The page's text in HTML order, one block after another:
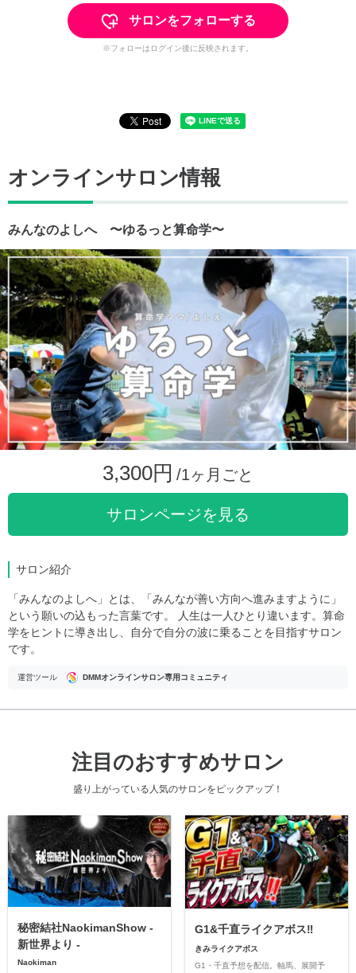
サロンをフォローする
※フォローはログイン後に反映されます。
オンラインサロン情報
みんなのよしへ 〜ゆるっと算命学〜
3,300円 /1ヶ月ごと
サロンページを見る
サロン紹介
「みんなのよしへ」とは、「みんなが善い方向へ進みますように」
という願いの込もった言葉です。 人生は一人ひとり違います。算命
学をヒントに導き出し、自分で自分の波に乗ることを目指すサロン
です。
運営ツール DMMオンラインサロン専用コミュニティ
注目のおすすめサロン
盛り上がっている人気のサロンをピックアップ！
秘密結社NaokimanShow -
新世界より -
Naokiman
G1&千直ライクアボス‼️
きみライクアボス
G1・千直予想を配信。軸馬、展開予